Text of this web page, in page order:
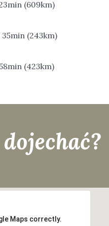
(609km)
35min (243km)
(423km)
Maps correctly.